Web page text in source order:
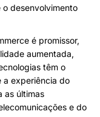
desenvolvimento
é promissor,
aumentada,
têm o
a experiência do
as últimas
e do